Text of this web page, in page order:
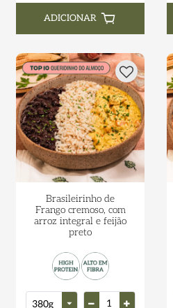
ADICIONAR
Brasileirinho de
Frango cremoso, com
arroz integral e feijão
preto